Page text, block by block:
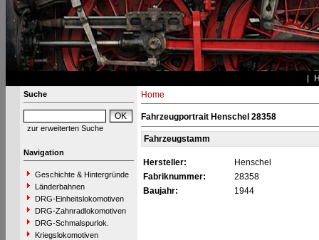
Suche
zur erweiterten Suche
Navigation
Geschichte & Hintergründe
Länderbahnen
DRG-Einheitslokomotiven
DRG-Zahnradlokomotiven
DRG-Schmalspurlok.
Kriegslokomotiven
Home
Fahrzeugportrait Henschel 28358
Fahrzeugstamm
Hersteller:
Henschel
Fabriknummer:
28358
Baujahr:
1944